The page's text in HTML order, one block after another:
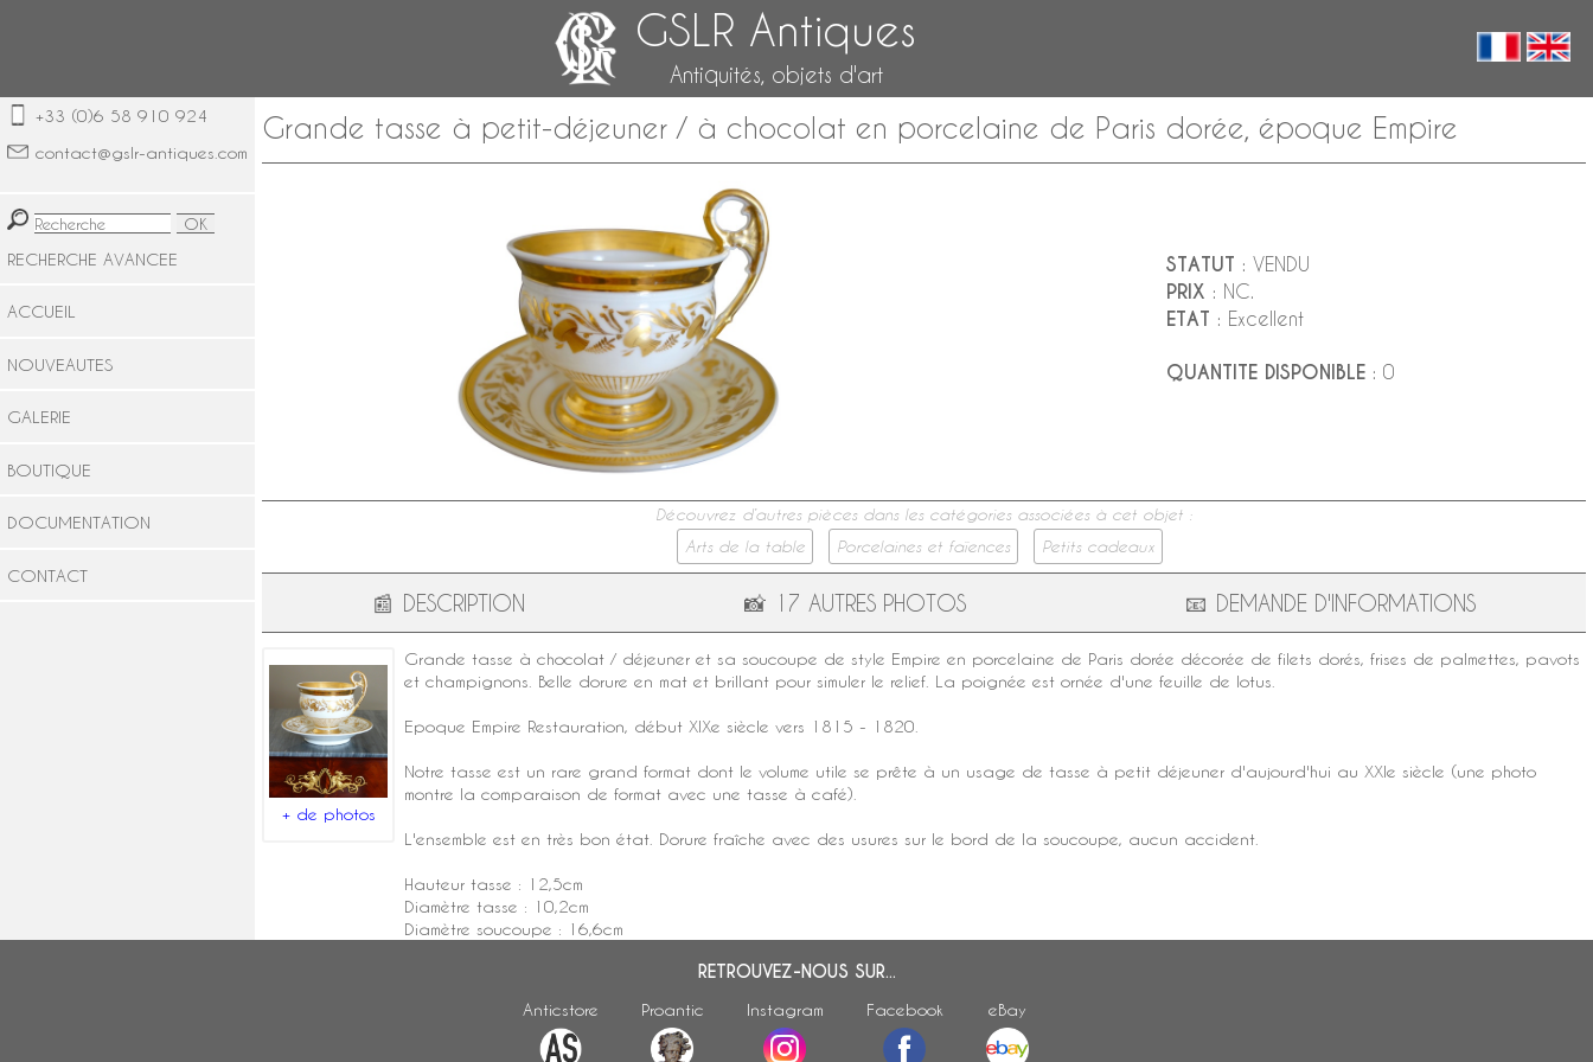
GSLR Antiques
Antiquités, objets d'art
+33 (0)6 58 910 924
contact@gslr-antiques.com
RECHERCHE AVANCEE
ACCUEIL
NOUVEAUTES
GALERIE
BOUTIQUE
DOCUMENTATION
CONTACT
Grande tasse à petit-déjeuner / à chocolat en porcelaine de Paris dorée, époque Empire
STATUT : VENDU
PRIX : NC.
ETAT : Excellent
QUANTITE DISPONIBLE : 0
Découvrez d’autres pièces dans les catégories associées à cet objet :
Arts de la table
Porcelaines et faïences Petits cadeaux
📰 DESCRIPTION 📸 17 AUTRES PHOTOS 📧 DEMANDE D'INFORMATIONS
+ de photos
Grande tasse à chocolat / déjeuner et sa soucoupe de style Empire en porcelaine de Paris dorée décorée de filets dorés, frises de palmettes, pavots
et champignons. Belle dorure en mat et brillant pour simuler le relief. La poignée est ornée d'une feuille de lotus.
Epoque Empire Restauration, début XIXe siècle vers 1815 - 1820.
Notre tasse est un rare grand format dont le volume utile se prête à un usage de tasse à petit déjeuner d'aujourd'hui au XXIe siècle (une photo
montre la comparaison de format avec une tasse à café).
L'ensemble est en très bon état. Dorure fraîche avec des usures sur le bord de la soucoupe, aucun accident.
Hauteur tasse : 12,5cm
Diamètre tasse : 10,2cm
Diamètre soucoupe : 16,6cm
RETROUVEZ-NOUS SUR...
Anticstore Proantic Instagram Facebook eBay